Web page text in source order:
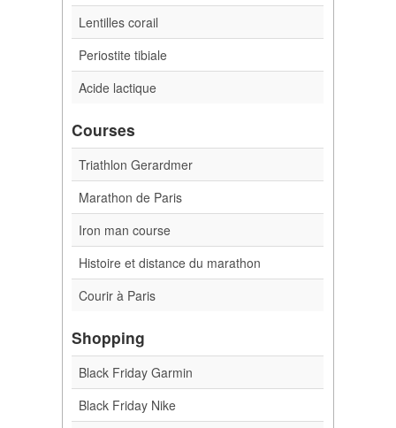
Lentilles corail
Periostite tibiale
Acide lactique
Courses
Triathlon Gerardmer
Marathon de Paris
Iron man course
Histoire et distance du marathon
Courir à Paris
Shopping
Black Friday Garmin
Black Friday Nike